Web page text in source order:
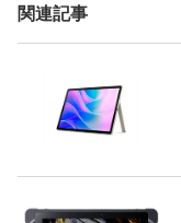
関連記事